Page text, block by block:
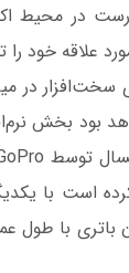
علاقه خود را